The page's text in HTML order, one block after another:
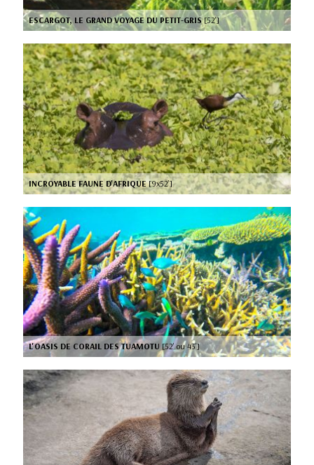
ESCARGOT, LE GRAND VOYAGE DU PETIT-GRIS[52’]
INCROYABLE FAUNE D'AFRIQUE[9x52’]
L'OASIS DE CORAIL DES TUAMOTU [52’ ou 43’]